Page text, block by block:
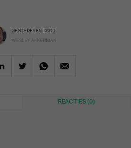
GESCHREVEN DOOR
WESLEY AKKERMAN
REACTIES (0)